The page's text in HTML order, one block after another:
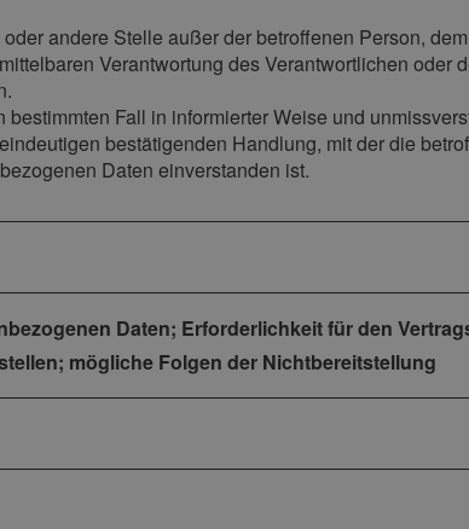
andere Stelle außer der betroffenen Person, dem
Verantwortung des Verantwortlichen oder
Fall in informierter Weise und
bestätigenden Handlung, mit der die
Daten einverstanden ist.
Daten; Erforderlichkeit für den
mögliche Folgen der Nichtbereitstellung